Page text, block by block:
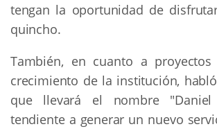
tengan la oportunidad de
quincho.
También, en cuanto a proyectos
crecimiento de la institución,
que llevará el nombre
tendiente a generar un nuevo